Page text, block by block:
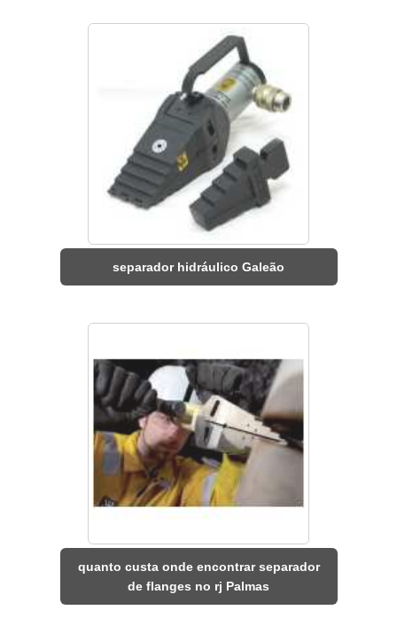
separador hidráulico Galeão
quanto custa onde encontrar separador
de flanges no rj Palmas